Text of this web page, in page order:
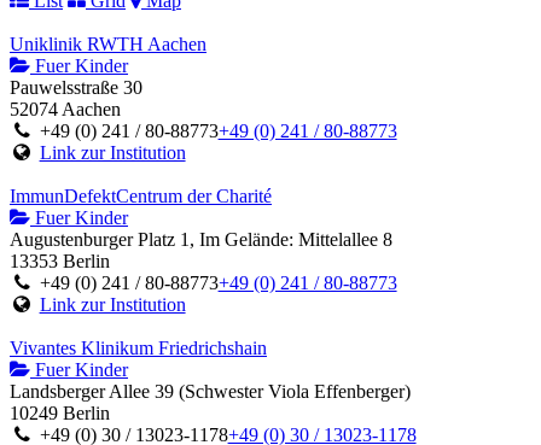
Uniklinik RWTH Aachen
Fuer Kinder
Pauwelsstraße 30
52074 Aachen
+49 (0) 241 / 80-88773+49 (0) 241 / 80-88773
Link zur Institution
ImmunDefektCentrum der Charité
Fuer Kinder
Augustenburger Platz 1, Im Gelände: Mittelallee 8
13353 Berlin
+49 (0) 241 / 80-88773+49 (0) 241 / 80-88773
Link zur Institution
Vivantes Klinikum Friedrichshain
Fuer Kinder
Landsberger Allee 39 (Schwester Viola Effenberger)
10249 Berlin
+49 (0) 30 / 13023-1178+49 (0) 30 / 13023-1178